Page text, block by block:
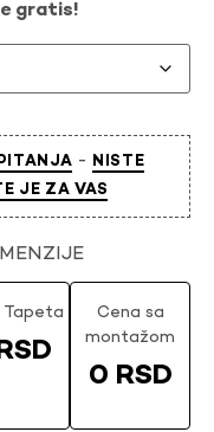
gratis!
- NISTE
JE ZA VAS
Tapeta
Cena sa
montažom
0 RSD